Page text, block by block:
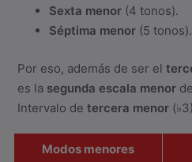
Sexta menor (4 tonos).
Séptima menor (5 tonos).
Por eso, además de ser el
es la segunda escala menor
Intervalo de tercera menor
Modos menores